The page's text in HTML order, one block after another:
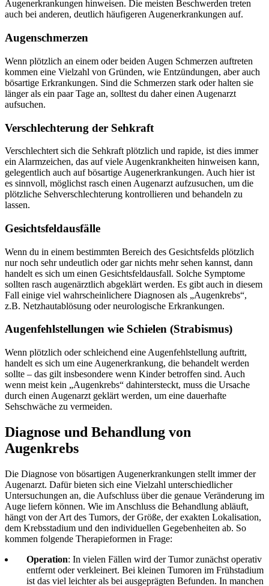
Augenerkrankungen hinweisen. Die meisten Beschwerden treten
auch bei anderen, deutlich häufigeren Augenerkrankungen auf.
Augenschmerzen
Wenn plötzlich an einem oder beiden Augen Schmerzen auftreten
kommen eine Vielzahl von Gründen, wie Entzündungen, aber auch
bösartige Erkrankungen. Sind die Schmerzen stark oder halten sie
länger als ein paar Tage an, solltest du daher einen Augenarzt
aufsuchen.
Verschlechterung der Sehkraft
Verschlechtert sich die Sehkraft plötzlich und rapide, ist dies immer
ein Alarmzeichen, das auf viele Augenkrankheiten hinweisen kann,
gelegentlich auch auf bösartige Augenerkrankungen. Auch hier ist
es sinnvoll, möglichst rasch einen Augenarzt aufzusuchen, um die
plötzliche Sehverschlechterung kontrollieren und behandeln zu
lassen.
Gesichtsfeldausfälle
Wenn du in einem bestimmten Bereich des Gesichtsfelds plötzlich
nur noch sehr undeutlich oder gar nichts mehr sehen kannst, dann
handelt es sich um einen Gesichtsfeldausfall. Solche Symptome
sollten rasch augenärztlich abgeklärt werden. Es gibt auch in diesem
Fall einige viel wahrscheinlichere Diagnosen als „Augenkrebs“,
z.B. Netzhautablösung oder neurologische Erkrankungen.
Augenfehlstellungen wie Schielen (Strabismus)
Wenn plötzlich oder schleichend eine Augenfehlstellung auftritt,
handelt es sich um eine Augenerkrankung, die behandelt werden
sollte – das gilt insbesondere wenn Kinder betroffen sind. Auch
wenn meist kein „Augenkrebs“ dahintersteckt, muss die Ursache
durch einen Augenarzt geklärt werden, um eine dauerhafte
Sehschwäche zu vermeiden.
Diagnose und Behandlung von
Augenkrebs
Die Diagnose von bösartigen Augenerkrankungen stellt immer der
Augenarzt. Dafür bieten sich eine Vielzahl unterschiedlicher
Untersuchungen an, die Aufschluss über die genaue Veränderung im
Auge liefern können. Wie im Anschluss die Behandlung abläuft,
hängt von der Art des Tumors, der Größe, der exakten Lokalisation,
dem Krebsstadium und den individuellen Gegebenheiten ab. So
kommen folgende Therapieformen in Frage:
Operation: In vielen Fällen wird der Tumor zunächst operativ
entfernt oder verkleinert. Bei kleinen Tumoren im Frühstadium
ist das viel leichter als bei ausgeprägten Befunden. In manchen